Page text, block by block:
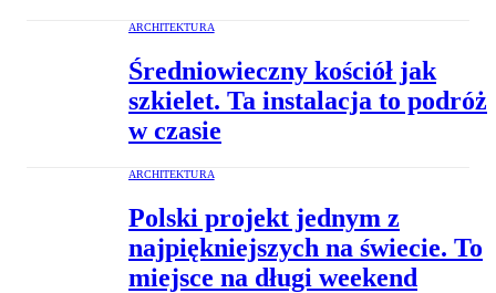
ARCHITEKTURA
Średniowieczny kościół jak
szkielet. Ta instalacja to podróż
w czasie
ARCHITEKTURA
Polski projekt jednym z
najpiękniejszych na świecie. To
miejsce na długi weekend